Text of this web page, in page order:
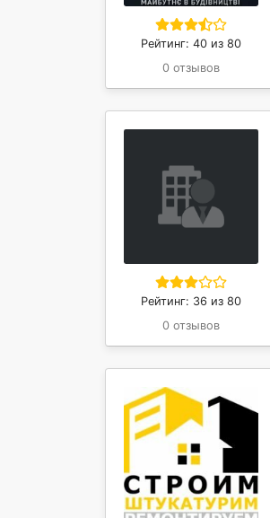
Рейтинг: 40 из 80
0 отзывов
Рейтинг: 36 из 80
0 отзывов